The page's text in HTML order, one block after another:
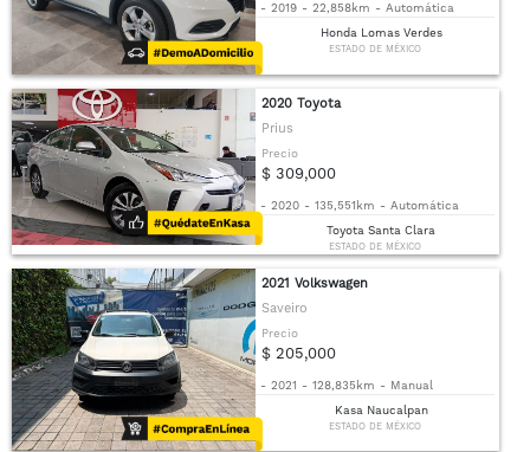
- 2019 - 22,858km - Automática
Honda Lomas Verdes
ESTADO DE MÉXICO
2020 Toyota
Prius
Precio
$ 309,000
- 2020 - 135,551km - Automática
Toyota Santa Clara
ESTADO DE MÉXICO
2021 Volkswagen
Saveiro
Precio
$ 205,000
- 2021 - 128,835km - Manual
Kasa Naucalpan
ESTADO DE MÉXICO